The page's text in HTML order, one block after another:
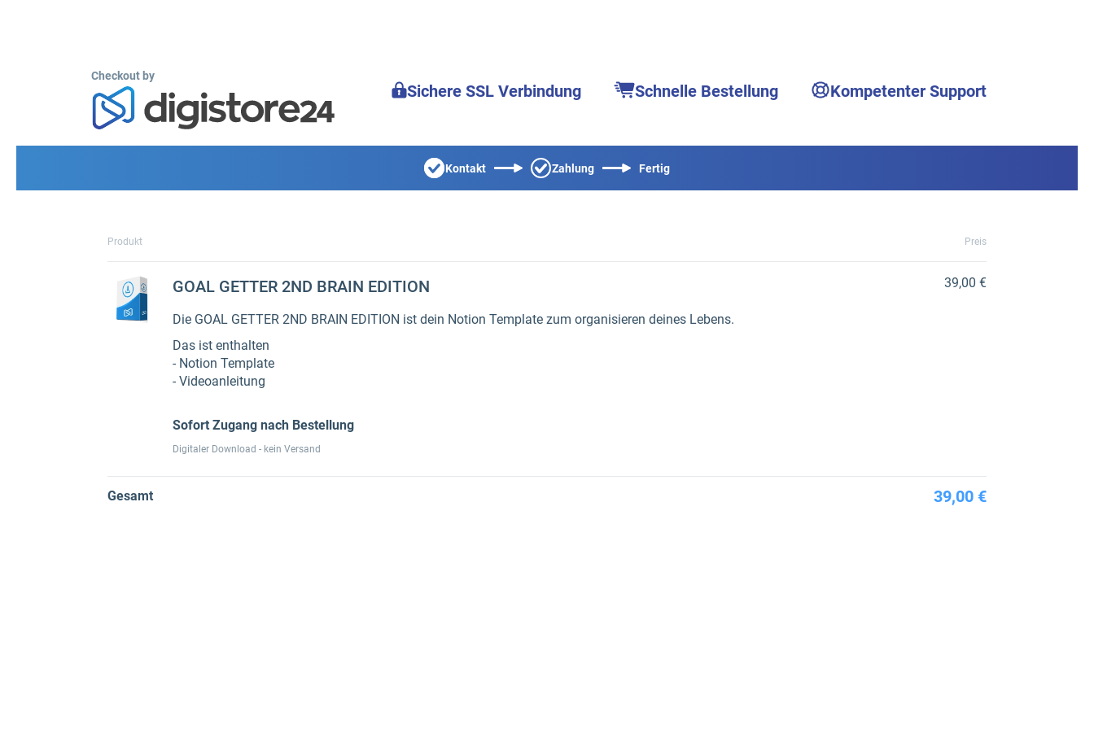
Checkout by
Sichere SSL Verbindung Schnelle Bestellung Kompetenter Support
Kontakt Zahlung Fertig
Produkt Preis
GOAL GETTER 2ND BRAIN EDITION
Die GOAL GETTER 2ND BRAIN EDITION ist dein Notion Template zum organisieren deines Lebens.
Das ist enthalten
- Notion Template
- Videoanleitung
Sofort Zugang nach Bestellung
Digitaler Download - kein Versand
39,00 €
Gesamt 39,00 €